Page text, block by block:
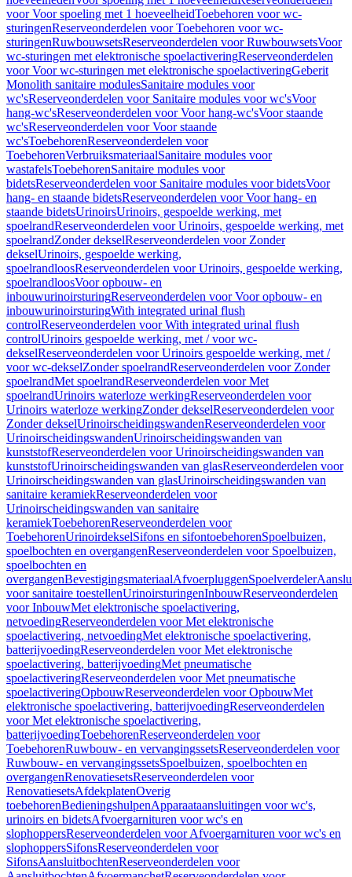
voor Voor spoeling met 1 hoeveelheidToebehoren voor wc-
sturingenReserveonderdelen voor Toebehoren voor wc-
sturingenRuwbouwsetsReserveonderdelen voor RuwbouwsetsVoor
wc-sturingen met elektronische spoelactiveringReserveonderdelen
voor Voor wc-sturingen met elektronische spoelactiveringGeberit
Monolith sanitaire modulesSanitaire modules voor
wc'sReserveonderdelen voor Sanitaire modules voor wc'sVoor
hang-wc'sReserveonderdelen voor Voor hang-wc'sVoor staande
wc'sReserveonderdelen voor Voor staande
wc'sToebehorenReserveonderdelen voor
ToebehorenVerbruiksmateriaalSanitaire modules voor
wastafelsToebehorenSanitaire modules voor
bidetsReserveonderdelen voor Sanitaire modules voor bidetsVoor
hang- en staande bidetsReserveonderdelen voor Voor hang- en
staande bidetsUrinoirsUrinoirs, gespoelde werking, met
spoelrandReserveonderdelen voor Urinoirs, gespoelde werking, met
spoelrandZonder dekselReserveonderdelen voor Zonder
dekselUrinoirs, gespoelde werking,
spoelrandloosReserveonderdelen voor Urinoirs, gespoelde werking,
spoelrandloosVoor opbouw- en
inbouwurinoirsturingReserveonderdelen voor Voor opbouw- en
inbouwurinoirsturingWith integrated urinal flush
controlReserveonderdelen voor With integrated urinal flush
controlUrinoirs gespoelde werking, met / voor wc-
dekselReserveonderdelen voor Urinoirs gespoelde werking, met /
voor wc-dekselZonder spoelrandReserveonderdelen voor Zonder
spoelrandMet spoelrandReserveonderdelen voor Met
spoelrandUrinoirs waterloze werkingReserveonderdelen voor
Urinoirs waterloze werkingZonder dekselReserveonderdelen voor
Zonder dekselUrinoirscheidingswandenReserveonderdelen voor
UrinoirscheidingswandenUrinoirscheidingswanden van
kunststofReserveonderdelen voor Urinoirscheidingswanden van
kunststofUrinoirscheidingswanden van glasReserveonderdelen voor
Urinoirscheidingswanden van glasUrinoirscheidingswanden van
sanitaire keramiekReserveonderdelen voor
Urinoirscheidingswanden van sanitaire
keramiekToebehorenReserveonderdelen voor
ToebehorenUrinoirdekselSifons en sifontoebehorenSpoelbuizen,
spoelbochten en overgangenReserveonderdelen voor Spoelbuizen,
spoelbochten en
overgangenBevestigingsmateriaalAfvoerpluggenSpoelverdeler
voor sanitaire toestellenUrinoirsturingenInbouwReserveonderdelen
voor InbouwMet elektronische spoelactivering,
netvoedingReserveonderdelen voor Met elektronische
spoelactivering, netvoedingMet elektronische spoelactivering,
batterijvoedingReserveonderdelen voor Met elektronische
spoelactivering, batterijvoedingMet pneumatische
spoelactiveringReserveonderdelen voor Met pneumatische
spoelactiveringOpbouwReserveonderdelen voor OpbouwMet
elektronische spoelactivering, batterijvoedingReserveonderdelen
voor Met elektronische spoelactivering,
batterijvoedingToebehorenReserveonderdelen voor
ToebehorenRuwbouw- en vervangingssetsReserveonderdelen voor
Ruwbouw- en vervangingssetsSpoelbuizen, spoelbochten en
overgangenRenovatiesetsReserveonderdelen voor
RenovatiesetsAfdekplatenOverig
toebehorenBedieningshulpenApparaataansluitingen voor wc's,
urinoirs en bidetsAfvoergarnituren voor wc's en
slophoppersReserveonderdelen voor Afvoergarnituren voor wc's en
slophoppersSifonsReserveonderdelen voor
SifonsAansluitbochtenReserveonderdelen voor